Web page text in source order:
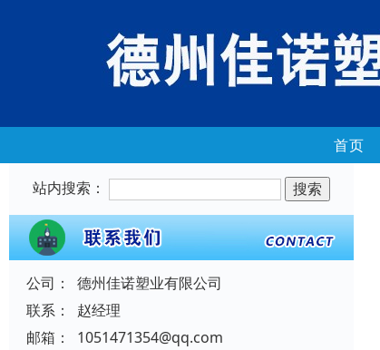
首页
站内搜索：
公司：
德州佳诺塑业有限公司
联系：
赵经理
邮箱：
1051471354@qq.com